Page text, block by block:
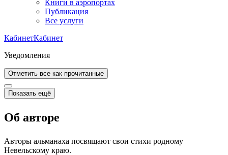
Книги в аэропортах
Публикация
Все услуги
КабинетКабинет
Уведомления
Отметить все как прочитанные
Показать ещё
Об авторе
Авторы альманаха посвящают свои стихи родному
Невельскому краю.